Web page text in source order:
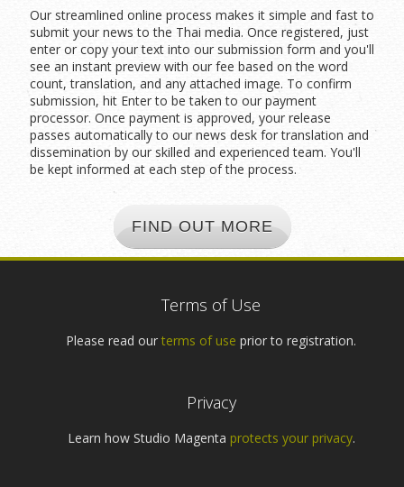
Our streamlined online process makes it simple and fast to
submit your news to the Thai media. Once registered, just
enter or copy your text into our submission form and you'll
see an instant preview with our fee based on the word
count, translation, and any attached image. To confirm
submission, hit Enter to be taken to our payment
processor. Once payment is approved, your release
passes automatically to our news desk for translation and
dissemination by our skilled and experienced team. You'll
be kept informed at each step of the process.
FIND OUT MORE
Terms of Use
Please read our terms of use prior to registration.
Privacy
Learn how Studio Magenta protects your privacy.